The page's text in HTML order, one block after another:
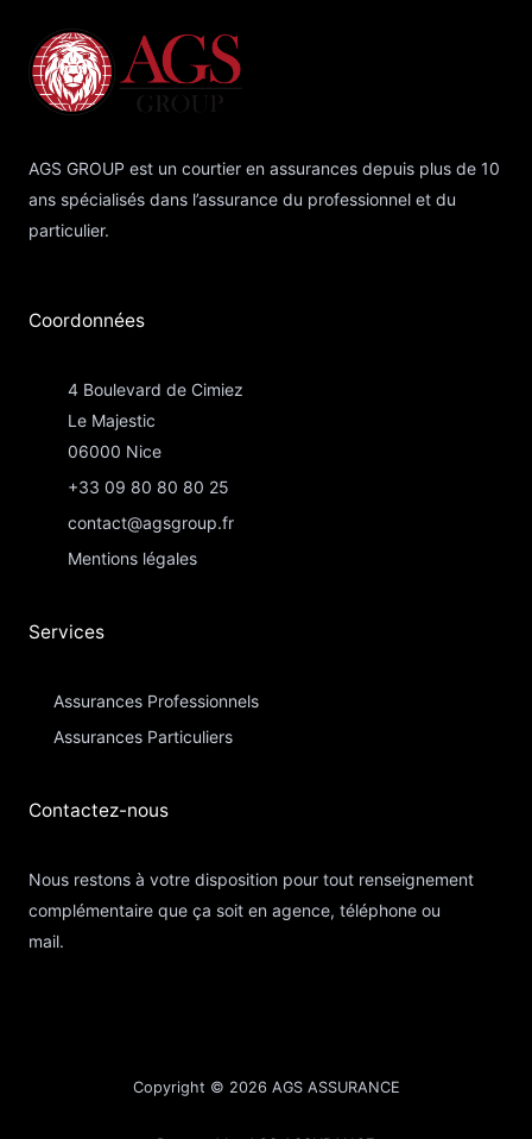
AGS GROUP est un courtier en assurances depuis plus de 10
ans spécialisés dans l’assurance du professionnel et du
particulier.
Coordonnées​
4 Boulevard de Cimiez
Le Majestic
06000 Nice
+33 09 80 80 80 25
contact@agsgroup.fr
Mentions légales
Services
Assurances Professionnels
Assurances Particuliers​
Contactez-nous​
Nous restons à votre disposition pour tout renseignement
complémentaire que ça soit en agence, téléphone ou
mail.
Copyright © 2026 AGS ASSURANCE